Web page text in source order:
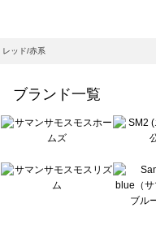
（ツハルバイサマンサモスモス）の
モスモス ブルー）のバッグ一覧
ッグ一覧
一覧
ラシック）のバッグ一覧
）のバッグ一覧
ルー）のバッグ一覧
のバッグ一覧
レッド/赤系
ブランド一覧